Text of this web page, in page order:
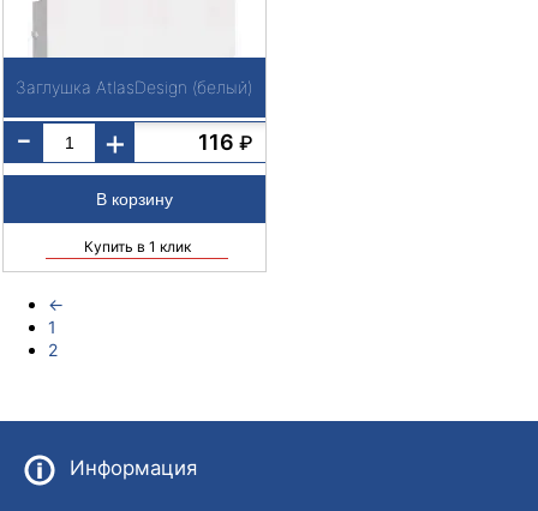
Заглушка AtlasDesign (белый)
- + 116 ₽
Купить в 1 клик
←
1
2
Информация